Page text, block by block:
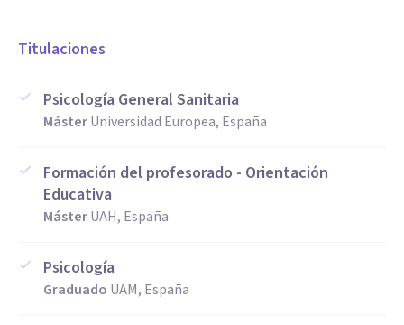
Titulaciones
Psicología General Sanitaria
MásterUniversidad Europea, España
Formación del profesorado - Orientación
Educativa
MásterUAH, España
Psicología
Graduado UAM, España